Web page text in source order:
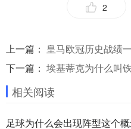
2
上一篇： 皇马欧冠历史战绩
下一篇： 埃基蒂克为什么叫
相关阅读
足球为什么会出现阵型这个概